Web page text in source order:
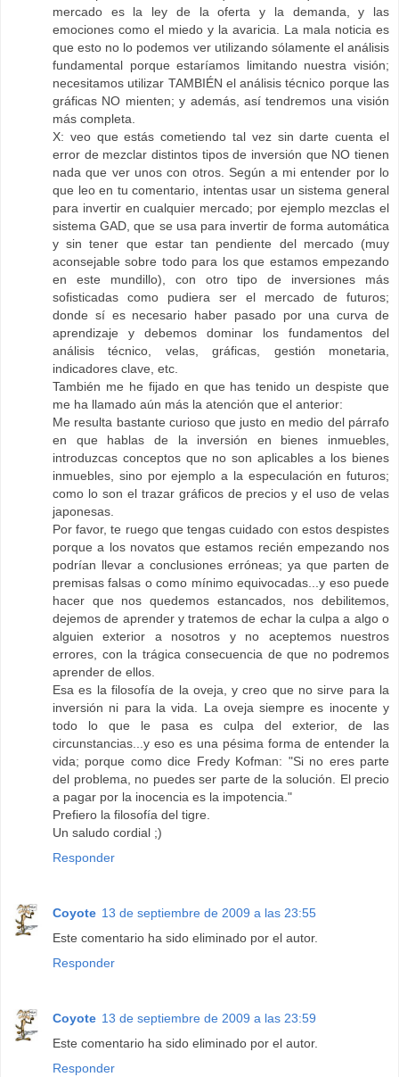
mercado es la ley de la oferta y la demanda, y las
emociones como el miedo y la avaricia. La mala noticia es
que esto no lo podemos ver utilizando sólamente el análisis
fundamental porque estaríamos limitando nuestra visión;
necesitamos utilizar TAMBIÉN el análisis técnico porque las
gráficas NO mienten; y además, así tendremos una visión
más completa.
X: veo que estás cometiendo tal vez sin darte cuenta el
error de mezclar distintos tipos de inversión que NO tienen
nada que ver unos con otros. Según a mi entender por lo
que leo en tu comentario, intentas usar un sistema general
para invertir en cualquier mercado; por ejemplo mezclas el
sistema GAD, que se usa para invertir de forma automática
y sin tener que estar tan pendiente del mercado (muy
aconsejable sobre todo para los que estamos empezando
en este mundillo), con otro tipo de inversiones más
sofisticadas como pudiera ser el mercado de futuros;
donde sí es necesario haber pasado por una curva de
aprendizaje y debemos dominar los fundamentos del
análisis técnico, velas, gráficas, gestión monetaria,
indicadores clave, etc.
También me he fijado en que has tenido un despiste que
me ha llamado aún más la atención que el anterior:
Me resulta bastante curioso que justo en medio del párrafo
en que hablas de la inversión en bienes inmuebles,
introduzcas conceptos que no son aplicables a los bienes
inmuebles, sino por ejemplo a la especulación en futuros;
como lo son el trazar gráficos de precios y el uso de velas
japonesas.
Por favor, te ruego que tengas cuidado con estos despistes
porque a los novatos que estamos recién empezando nos
podrían llevar a conclusiones erróneas; ya que parten de
premisas falsas o como mínimo equivocadas...y eso puede
hacer que nos quedemos estancados, nos debilitemos,
dejemos de aprender y tratemos de echar la culpa a algo o
alguien exterior a nosotros y no aceptemos nuestros
errores, con la trágica consecuencia de que no podremos
aprender de ellos.
Esa es la filosofía de la oveja, y creo que no sirve para la
inversión ni para la vida. La oveja siempre es inocente y
todo lo que le pasa es culpa del exterior, de las
circunstancias...y eso es una pésima forma de entender la
vida; porque como dice Fredy Kofman: "Si no eres parte
del problema, no puedes ser parte de la solución. El precio
a pagar por la inocencia es la impotencia."
Prefiero la filosofía del tigre.
Un saludo cordial ;)
Responder
Coyote 13 de septiembre de 2009 a las 23:55
Este comentario ha sido eliminado por el autor.
Responder
Coyote 13 de septiembre de 2009 a las 23:59
Este comentario ha sido eliminado por el autor.
Responder